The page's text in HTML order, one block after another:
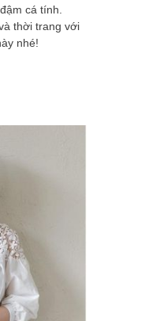
cá tính.
thời trang với
nhé!